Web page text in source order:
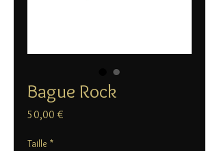
Bague Rock
50,00 €
Taille *